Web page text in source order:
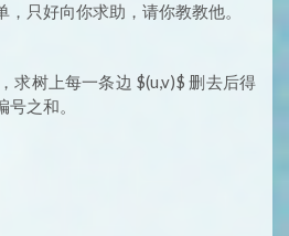
只好向你求助，请你教教他。
求树上每一条边 $(u,v)$ 删去后得
之和。